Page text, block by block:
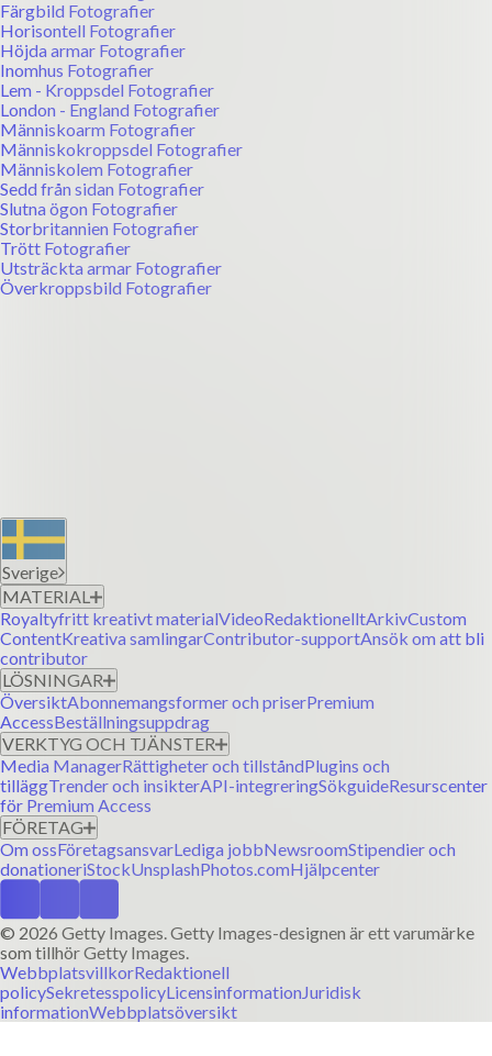
Färgbild Fotografier
Horisontell Fotografier
Höjda armar Fotografier
Inomhus Fotografier
Lem - Kroppsdel Fotografier
London - England Fotografier
Människoarm Fotografier
Människokroppsdel Fotografier
Människolem Fotografier
Sedd från sidan Fotografier
Slutna ögon Fotografier
Storbritannien Fotografier
Trött Fotografier
Utsträckta armar Fotografier
Överkroppsbild Fotografier
Sverige
MATERIAL
Royaltyfritt kreativt materialVideoRedaktionelltArkivCustom
ContentKreativa samlingarContributor-supportAnsök om att bli
contributor
LÖSNINGAR
ÖversiktAbonnemangsformer och priserPremium
AccessBeställningsuppdrag
VERKTYG OCH TJÄNSTER
Media ManagerRättigheter och tillståndPlugins och
Trender och insikterAPI-integreringSökguideResurscenter
för Premium Access
FÖRETAG
Om ossFöretagsansvarLediga jobbNewsroomStipendier och
donationeriStockUnsplashPhotos.comHjälpcenter
© 2026 Getty Images. Getty Images-designen är ett varumärke
som tillhör Getty Images.
WebbplatsvillkorRedaktionell
policySekretesspolicyLicensinformationJuridisk
informationWebbplatsöversikt